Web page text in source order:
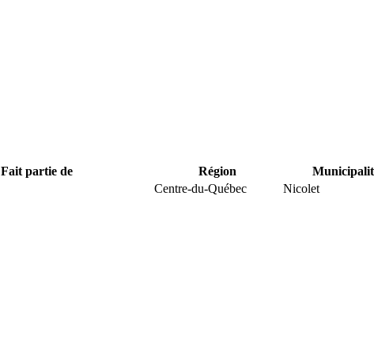
Fait partie de Région
Centre-du-Québec Nicolet